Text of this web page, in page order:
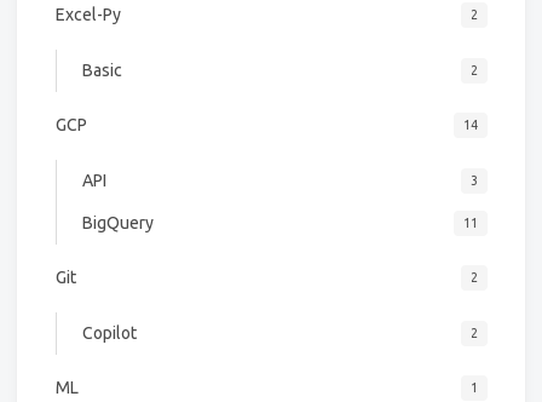
Excel-Py 2
Basic 2
GCP 14
API 3
BigQuery 11
Git 2
Copilot 2
ML 1